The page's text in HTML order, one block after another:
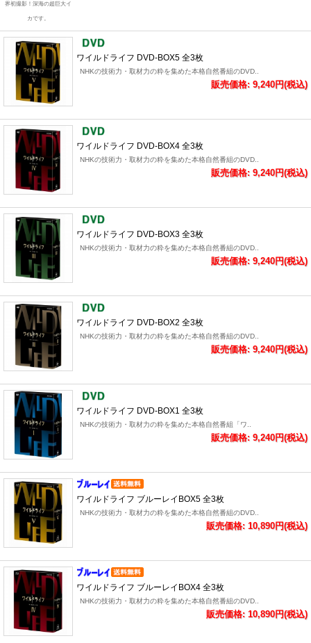
界初撮影！深海の超巨大イ
カです。
ワイルドライフ DVD-BOX5 全3枚
NHKの技術力・取材力の粋を集めた本格自然番組のDVD..
販売価格: 9,240円(税込)
ワイルドライフ DVD-BOX4 全3枚
NHKの技術力・取材力の粋を集めた本格自然番組のDVD..
販売価格: 9,240円(税込)
ワイルドライフ DVD-BOX3 全3枚
NHKの技術力・取材力の粋を集めた本格自然番組のDVD..
販売価格: 9,240円(税込)
ワイルドライフ DVD-BOX2 全3枚
NHKの技術力・取材力の粋を集めた本格自然番組のDVD..
販売価格: 9,240円(税込)
ワイルドライフ DVD-BOX1 全3枚
NHKの技術力・取材力の粋を集めた本格自然番組「ワ..
販売価格: 9,240円(税込)
ワイルドライフ ブルーレイBOX5 全3枚
NHKの技術力・取材力の粋を集めた本格自然番組のDVD..
販売価格: 10,890円(税込)
ワイルドライフ ブルーレイBOX4 全3枚
NHKの技術力・取材力の粋を集めた本格自然番組のDVD..
販売価格: 10,890円(税込)